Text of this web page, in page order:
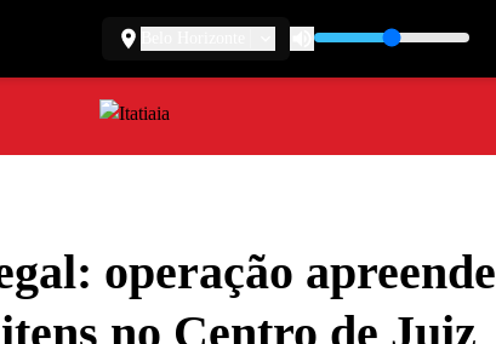
operação apreende
no Centro de Juiz